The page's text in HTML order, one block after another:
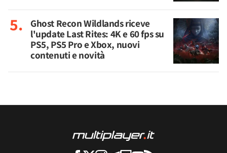
Ghost Recon Wildlands riceve
l'update Last Rites: 4K e 60 fps su
PS5, PS5 Pro e Xbox, nuovi
contenuti e novità